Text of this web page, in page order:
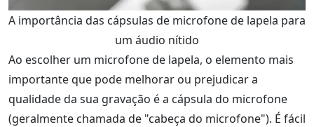
A importância das cápsulas de microfone de lapela para
um áudio nítido
Ao escolher um microfone de lapela, o elemento mais
importante que pode melhorar ou prejudicar a
qualidade da sua gravação é a cápsula do microfone
(geralmente chamada de "cabeça do microfone"). É fácil